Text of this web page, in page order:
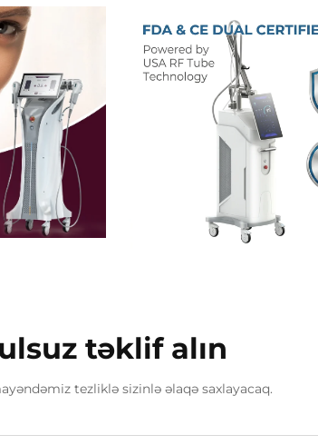
təklif alın
tezliklə sizinlə əlaqə saxlayacaq.